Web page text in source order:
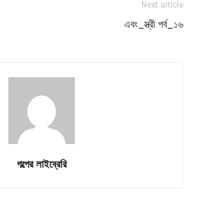
Next article
এবং_স্ত্রী পর্ব_১৬
গল্পের লাইব্রেরি